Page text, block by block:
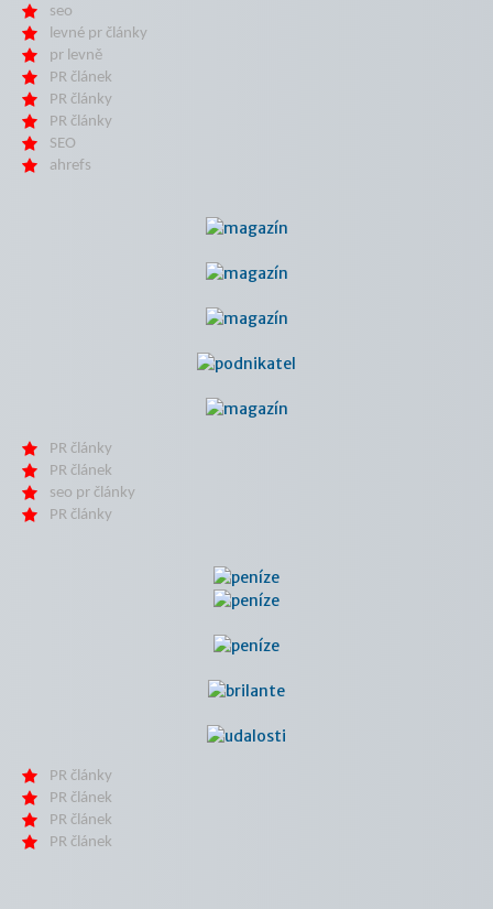
seo
levné pr články
pr levně
PR článek
PR články
PR články
SEO
ahrefs
PR články
PR článek
seo pr články
PR články
PR články
PR článek
PR článek
PR článek